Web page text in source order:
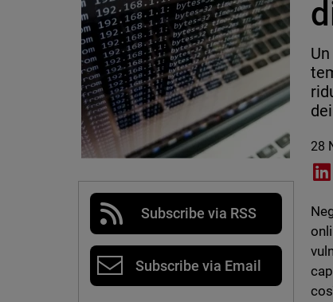
Subscribe via RSS
Subscribe via Email
28